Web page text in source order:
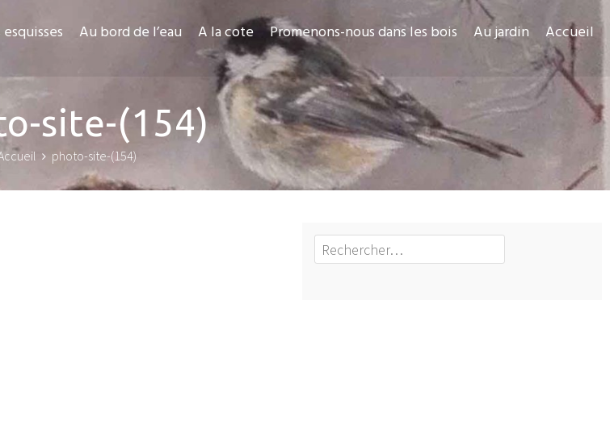
esquisses Au bord de l’eau A la cote Promenons-nous dans les bois Au jardin Accueil
site-(154)
photo-site-(154)
Rechercher :